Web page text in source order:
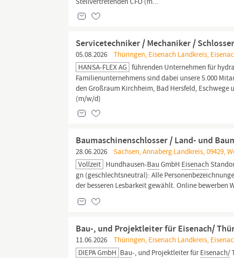
Servicetechniker / Mechaniker /
05.08.2026
Thüringen, Eisenach Landkreis,
HANSA-FLEX AG führenden Unternehmen für
Familienunternehmens sind dabei unsere 5.000
den Großraum Kirchheim, Bad Hersfeld, Eschwege
(m/w/d)
Baumaschinenschlosser / Land- und
28.06.2026
Sachsen, Annaberg Landkreis, 09429,
Vollzeit Hundhausen-Bau GmbH Eisenach
gn (geschlechtsneutral): Alle
der besseren Lesbarkeit gewählt. Online bewerben
Bau-, und Projektleiter für Eisenach/
11.06.2026
Thüringen, Eisenach Landkreis,
DIEPA GmbH Bau-, und Projektleiter fürEisenach/